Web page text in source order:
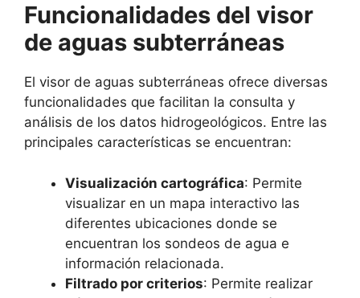
Funcionalidades del visor
de aguas subterráneas
El visor de aguas subterráneas ofrece diversas
funcionalidades que facilitan la consulta y
análisis de los datos hidrogeológicos. Entre las
principales características se encuentran:
Visualización cartográfica: Permite
visualizar en un mapa interactivo las
diferentes ubicaciones donde se
encuentran los sondeos de agua e
información relacionada.
Filtrado por criterios: Permite realizar